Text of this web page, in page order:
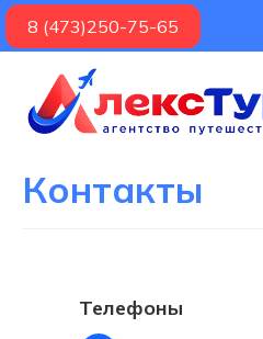
8 (473)250-75-65
Контакты
Телефоны